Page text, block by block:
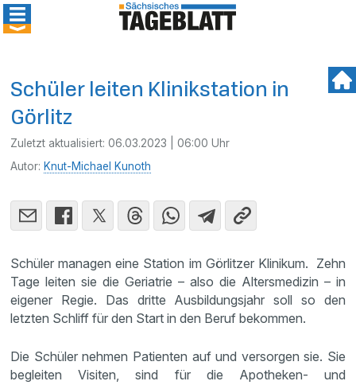
Schüler leiten Klinikstation in
Görlitz
Zuletzt aktualisiert:06.03.2023 | 06:00 Uhr
Autor: Knut-Michael Kunoth
Schüler managen eine Station im Görlitzer Klinikum. Zehn
Tage leiten sie die Geriatrie – also die Altersmedizin – in
eigener Regie. Das dritte Ausbildungsjahr soll so den
letzten Schliff für den Start in den Beruf bekommen.
Die Schüler nehmen Patienten auf und versorgen sie. Sie
begleiten Visiten, sind für die Apotheken- und